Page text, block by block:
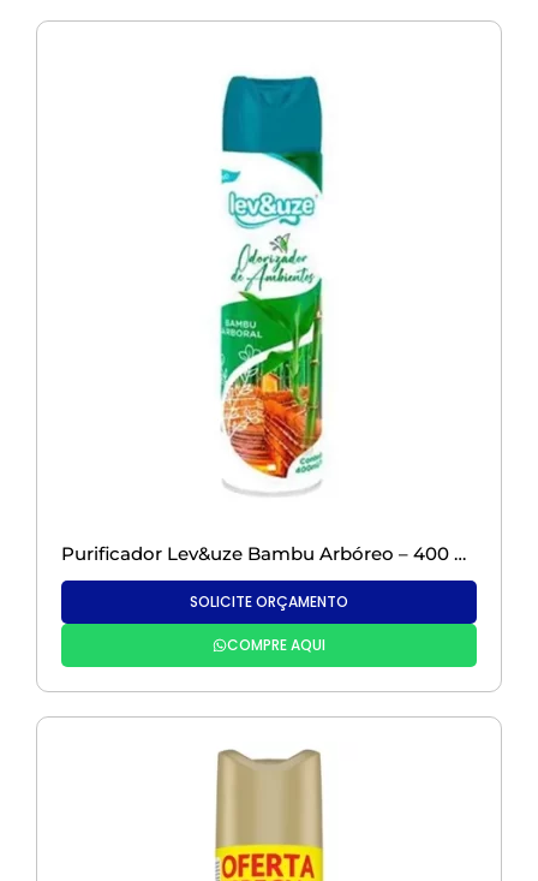
Purificador Lev&uze Bambu Arbóreo – 400 ml
SOLICITE ORÇAMENTO
COMPRE AQUI